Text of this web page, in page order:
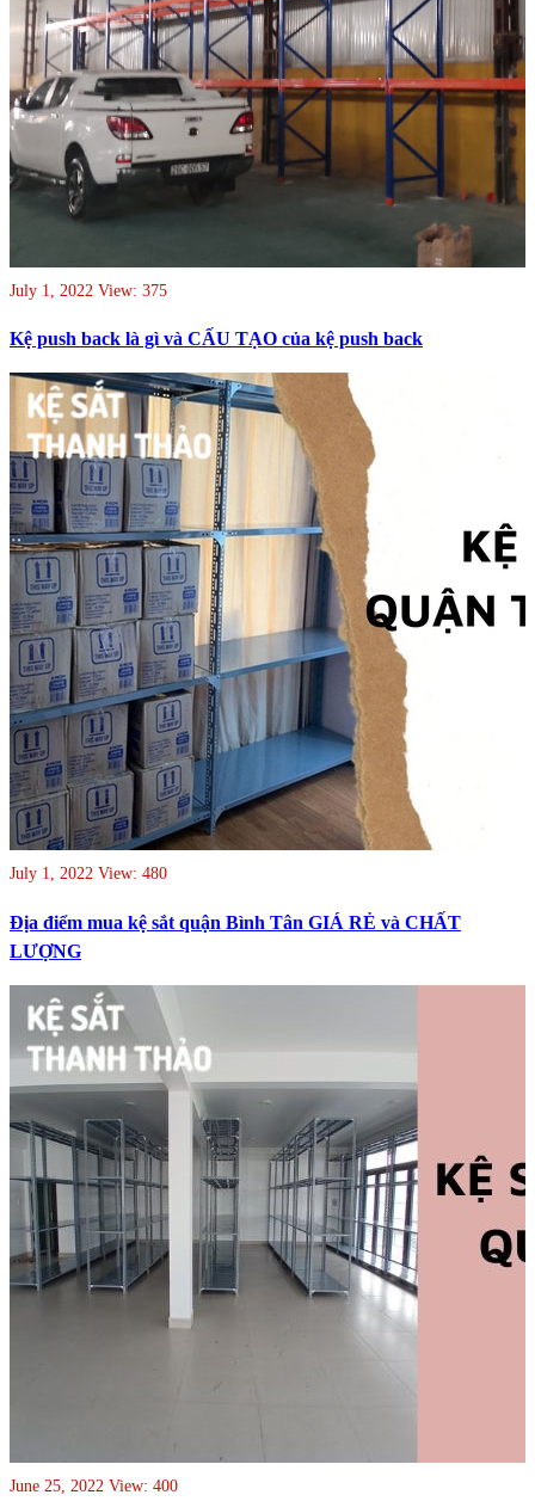
July 1, 2022 View: 375
Kệ push back là gì và CẤU TẠO của kệ push back
July 1, 2022 View: 480
Địa điểm mua kệ sắt quận Bình Tân GIÁ RẺ và CHẤT
LƯỢNG
June 25, 2022 View: 400